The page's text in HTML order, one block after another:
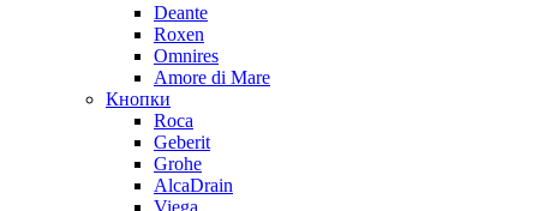
Deante
Roxen
Omnires
Amore di Mare
Кнопки
Roca
Geberit
Grohe
AlcaDrain
Viega